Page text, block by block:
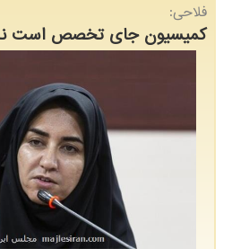
فلاحی:
كمیسیون جای تخصص است